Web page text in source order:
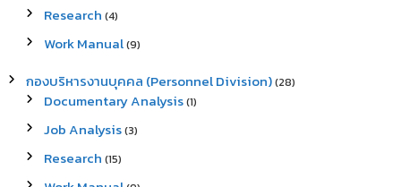
Research (4)
Work Manual(9)
กองบริหารงานบุคคล (Personnel Division)(28)
Documentary Analysis(1)
Job Analysis(3)
Research (15)